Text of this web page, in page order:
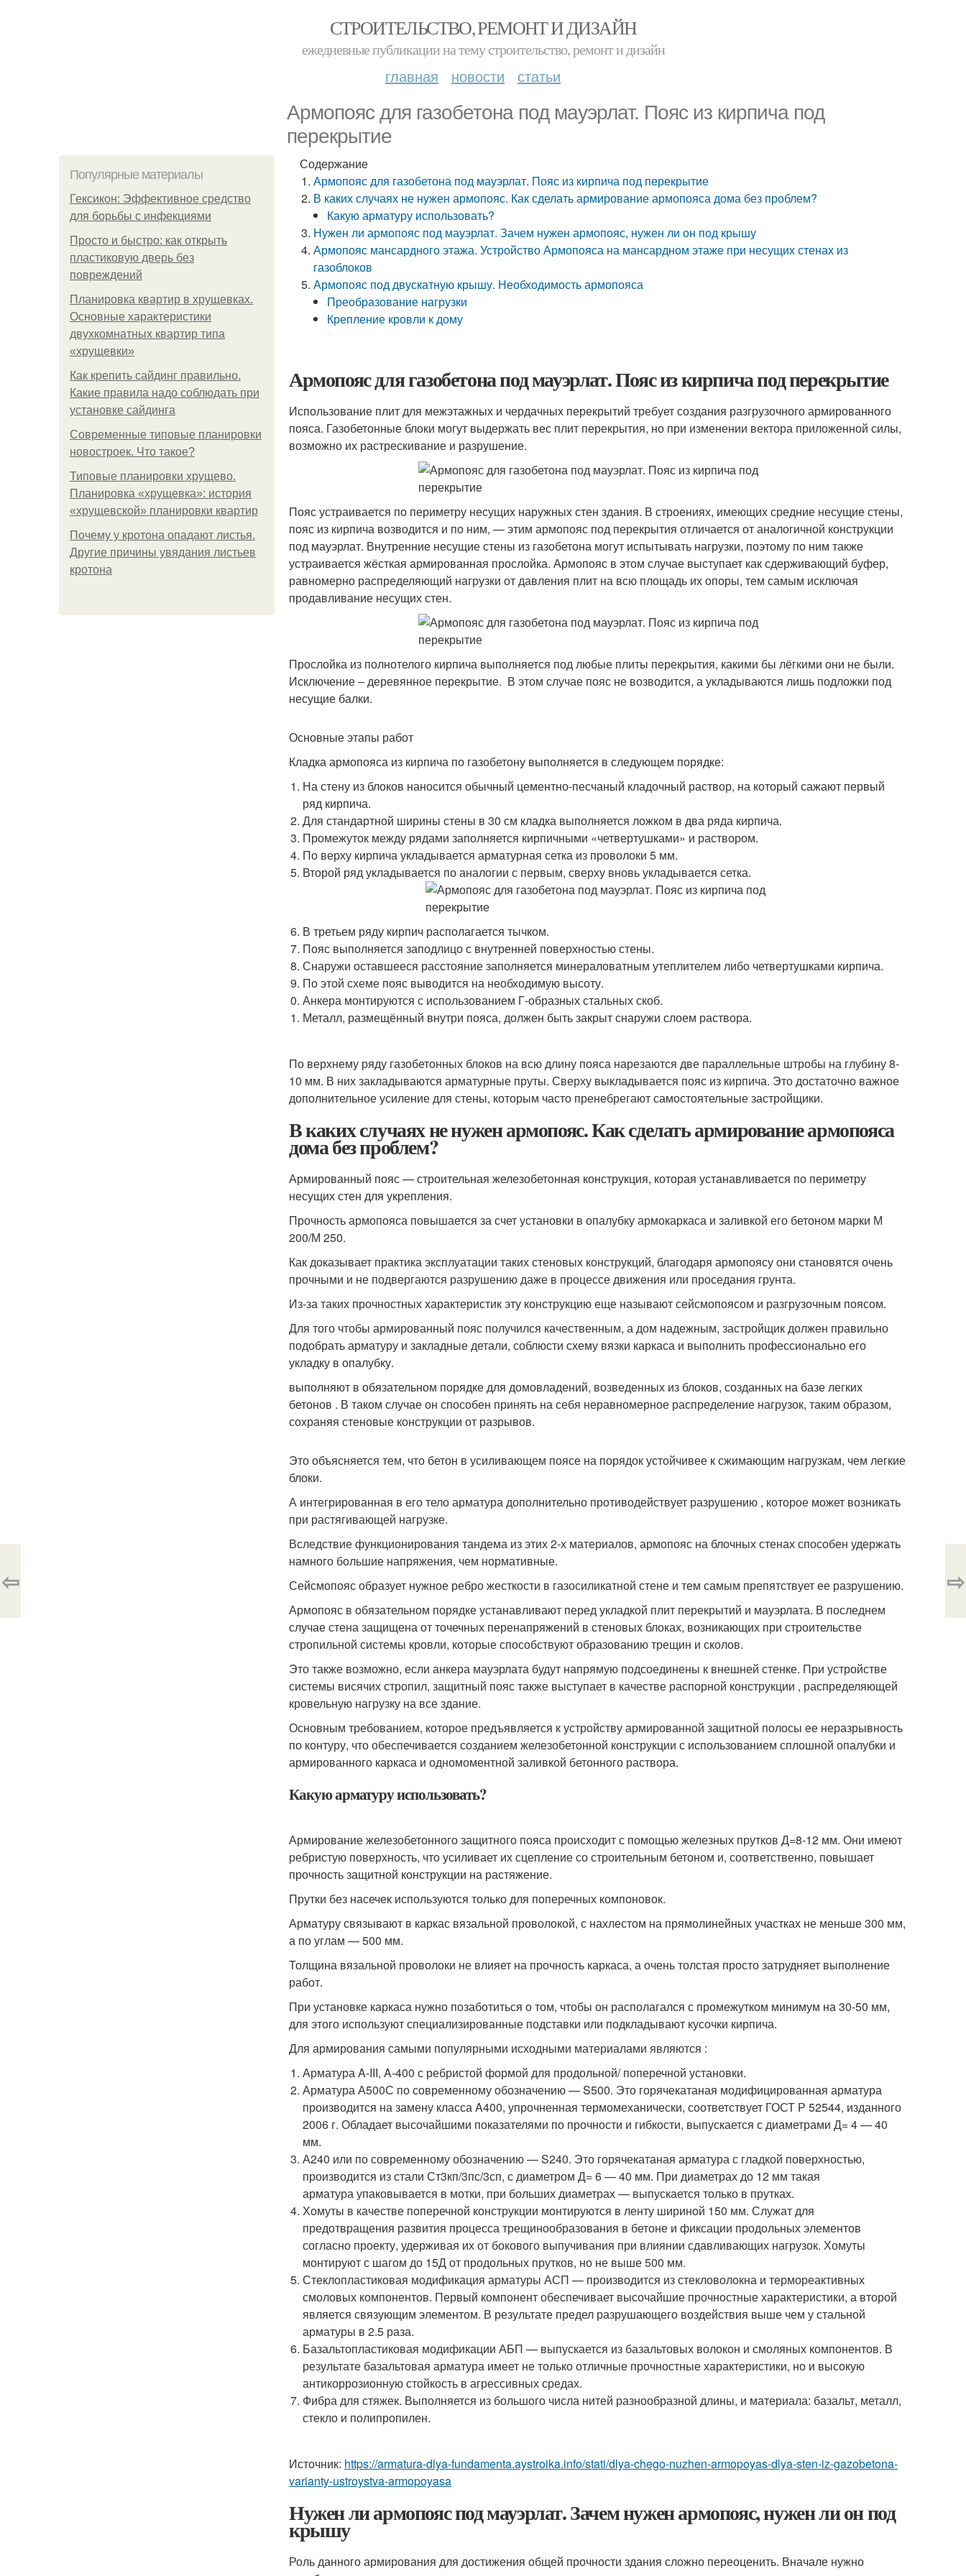
СТРОИТЕЛЬСТВО, РЕМОНТ И ДИЗАЙН
ежедневные публикации на тему строительство, ремонт и дизайн
главная новости статьи
Армопояс для газобетона под мауэрлат. Пояс из кирпича под
перекрытие
Популярные материалы
Гексикон: Эффективное средство
для борьбы с инфекциями
Просто и быстро: как открыть
пластиковую дверь без
повреждений
Планировка квартир в хрущевках.
Основные характеристики
двухкомнатных квартир типа
«хрущевки»
Как крепить сайдинг правильно.
Какие правила надо соблюдать при
установке сайдинга
Современные типовые планировки
новостроек. Что такое?
Типовые планировки хрущево.
Планировка «хрущевка»: история
«хрущевской» планировки квартир
Почему у кротона опадают листья.
Другие причины увядания листьев
кротона
Содержание
Армопояс для газобетона под мауэрлат. Пояс из кирпича под перекрытие
В каких случаях не нужен армопояс. Как сделать армирование армопояса дома без проблем?
Какую арматуру использовать?
Нужен ли армопояс под мауэрлат. Зачем нужен армопояс, нужен ли он под крышу
Армопояс мансардного этажа. Устройство Армопояса на мансардном этаже при несущих стенах из
газоблоков
Армопояс под двускатную крышу. Необходимость армопояса
Преобразование нагрузки
Крепление кровли к дому
Армопояс для газобетона под мауэрлат. Пояс из кирпича под перекрытие
Использование плит для межэтажных и чердачных перекрытий требует создания разгрузочного армированного
пояса. Газобетонные блоки могут выдержать вес плит перекрытия, но при изменении вектора приложенной силы,
возможно их растрескивание и разрушение.
Пояс устраивается по периметру несущих наружных стен здания. В строениях, имеющих средние несущие стены,
пояс из кирпича возводится и по ним, — этим армопояс под перекрытия отличается от аналогичной конструкции
под мауэрлат. Внутренние несущие стены из газобетона могут испытывать нагрузки, поэтому по ним также
устраивается жёсткая армированная прослойка. Армопояс в этом случае выступает как сдерживающий буфер,
равномерно распределяющий нагрузки от давления плит на всю площадь их опоры, тем самым исключая
продавливание несущих стен.
Прослойка из полнотелого кирпича выполняется под любые плиты перекрытия, какими бы лёгкими они не были.
Исключение – деревянное перекрытие. В этом случае пояс не возводится, а укладываются лишь подложки под
несущие балки.
Основные этапы работ
Кладка армопояса из кирпича по газобетону выполняется в следующем порядке:
На стену из блоков наносится обычный цементно-песчаный кладочный раствор, на который сажают первый
ряд кирпича.
Для стандартной ширины стены в 30 см кладка выполняется ложком в два ряда кирпича.
Промежуток между рядами заполняется кирпичными «четвертушками» и раствором.
По верху кирпича укладывается арматурная сетка из проволоки 5 мм.
Второй ряд укладывается по аналогии с первым, сверху вновь укладывается сетка.
В третьем ряду кирпич располагается тычком.
Пояс выполняется заподлицо с внутренней поверхностью стены.
Снаружи оставшееся расстояние заполняется минераловатным утеплителем либо четвертушками кирпича.
По этой схеме пояс выводится на необходимую высоту.
Анкера монтируются с использованием Г-образных стальных скоб.
Металл, размещённый внутри пояса, должен быть закрыт снаружи слоем раствора.
По верхнему ряду газобетонных блоков на всю длину пояса нарезаются две параллельные штробы на глубину 8-
10 мм. В них закладываются арматурные пруты. Сверху выкладывается пояс из кирпича. Это достаточно важное
дополнительное усиление для стены, которым часто пренебрегают самостоятельные застройщики.
В каких случаях не нужен армопояс. Как сделать армирование армопояса
дома без проблем?
Армированный пояс — строительная железобетонная конструкция, которая устанавливается по периметру
несущих стен для укрепления.
Прочность армопояса повышается за счет установки в опалубку армокаркаса и заливкой его бетоном марки М
200/М 250.
Как доказывает практика эксплуатации таких стеновых конструкций, благодаря армопоясу они становятся очень
прочными и не подвергаются разрушению даже в процессе движения или проседания грунта.
Из-за таких прочностных характеристик эту конструкцию еще называют сейсмопоясом и разгрузочным поясом.
Для того чтобы армированный пояс получился качественным, а дом надежным, застройщик должен правильно
подобрать арматуру и закладные детали, соблюсти схему вязки каркаса и выполнить профессионально его
укладку в опалубку.
выполняют в обязательном порядке для домовладений, возведенных из блоков, созданных на базе легких
бетонов . В таком случае он способен принять на себя неравномерное распределение нагрузок, таким образом,
сохраняя стеновые конструкции от разрывов.
Это объясняется тем, что бетон в усиливающем поясе на порядок устойчивее к сжимающим нагрузкам, чем легкие
блоки.
А интегрированная в его тело арматура дополнительно противодействует разрушению , которое может возникать
при растягивающей нагрузке.
Вследствие функционирования тандема из этих 2-х материалов, армопояс на блочных стенах способен удержать
намного большие напряжения, чем нормативные.
Сейсмопояс образует нужное ребро жесткости в газосиликатной стене и тем самым препятствует ее разрушению.
Армопояс в обязательном порядке устанавливают перед укладкой плит перекрытий и мауэрлата. В последнем
случае стена защищена от точечных перенапряжений в стеновых блоках, возникающих при строительстве
стропильной системы кровли, которые способствуют образованию трещин и сколов.
Это также возможно, если анкера мауэрлата будут напрямую подсоединены к внешней стенке. При устройстве
системы висячих стропил, защитный пояс также выступает в качестве распорной конструкции , распределяющей
кровельную нагрузку на все здание.
Основным требованием, которое предъявляется к устройству армированной защитной полосы ее неразрывность
по контуру, что обеспечивается созданием железобетонной конструкции с использованием сплошной опалубки и
армированного каркаса и одномоментной заливкой бетонного раствора.
Какую арматуру использовать?
Армирование железобетонного защитного пояса происходит с помощью железных прутков Д=8-12 мм. Они имеют
ребристую поверхность, что усиливает их сцепление со строительным бетоном и, соответственно, повышает
прочность защитной конструкции на растяжение.
Прутки без насечек используются только для поперечных компоновок.
Арматуру связывают в каркас вязальной проволокой, с нахлестом на прямолинейных участках не меньше 300 мм,
а по углам — 500 мм.
Толщина вязальной проволоки не влияет на прочность каркаса, а очень толстая просто затрудняет выполнение
работ.
При установке каркаса нужно позаботиться о том, чтобы он располагался с промежутком минимум на 30-50 мм,
для этого используют специализированные подставки или подкладывают кусочки кирпича.
Для армирования самыми популярными исходными материалами являются :
Арматура A-III, A-400 с ребристой формой для продольной/ поперечной установки.
Арматура А500С по современному обозначению — S500. Это горячекатаная модифицированная арматура
производится на замену класса A400, упрочненная термомеханически, соответствует ГОСТ Р 52544, изданного
2006 г. Обладает высочайшими показателями по прочности и гибкости, выпускается с диаметрами Д= 4 — 40
мм.
А240 или по современному обозначению — S240. Это горячекатаная арматура с гладкой поверхностью,
производится из стали Ст3кп/3пс/3сп, с диаметром Д= 6 — 40 мм. При диаметрах до 12 мм такая
арматура упаковывается в мотки, при больших диаметрах — выпускается только в прутках.
Хомуты в качестве поперечной конструкции монтируются в ленту шириной 150 мм. Служат для
предотвращения развития процесса трещинообразования в бетоне и фиксации продольных элементов
согласно проекту, удерживая их от бокового выпучивания при влиянии сдавливающих нагрузок. Хомуты
монтируют с шагом до 15Д от продольных прутков, но не выше 500 мм.
Стеклопластиковая модификация арматуры АСП — производится из стекловолокна и термореактивных
смоловых компонентов. Первый компонент обеспечивает высочайшие прочностные характеристики, а второй
является связующим элементом. В результате предел разрушающего воздействия выше чем у стальной
арматуры в 2.5 раза.
Базальтопластиковая модификации АБП — выпускается из базальтовых волокон и смоляных компонентов. В
результате базальтовая арматура имеет не только отличные прочностные характеристики, но и высокую
антикоррозионную стойкость в агрессивных средах.
Фибра для стяжек. Выполняется из большого числа нитей разнообразной длины, и материала: базальт, металл,
стекло и полипропилен.
Источник: https://armatura-dlya-fundamenta.aystroika.info/stati/dlya-chego-nuzhen-armopoyas-dlya-sten-iz-gazobetona-
varianty-ustroystva-armopoyasa
Нужен ли армопояс под мауэрлат. Зачем нужен армопояс, нужен ли он под
крышу
Роль данного армирования для достижения общей прочности здания сложно переоценить. Вначале нужно
⇦ ⇨